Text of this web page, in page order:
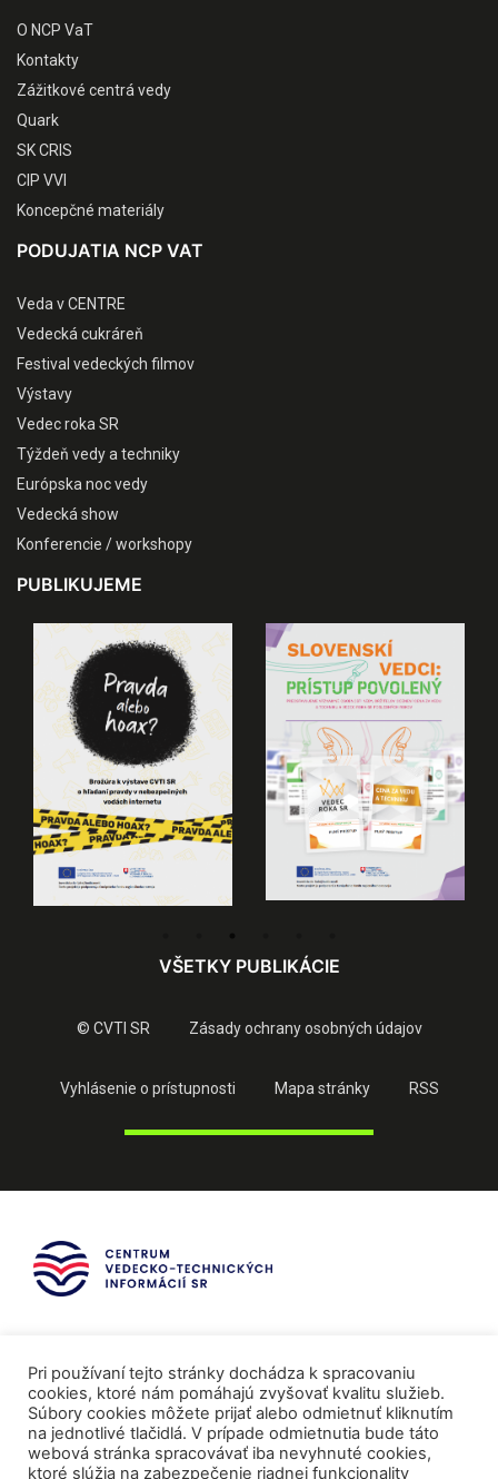
O NCP VaT
Kontakty
Zážitkové centrá vedy
Quark
SK CRIS
CIP VVI
Koncepčné materiály
PODUJATIA NCP VAT
Veda v CENTRE
Vedecká cukráreň
Festival vedeckých filmov
Výstavy
Vedec roka SR
Týždeň vedy a techniky
Európska noc vedy
Vedecká show
Konferencie / workshopy
PUBLIKUJEME
VŠETKY PUBLIKÁCIE
© CVTI SR Zásady ochrany osobných údajov
Vyhlásenie o prístupnosti Mapa stránky RSS
Pri používaní tejto stránky dochádza k spracovaniu
cookies, ktoré nám pomáhajú zvyšovať kvalitu služieb.
Súbory cookies môžete prijať alebo odmietnuť kliknutím
na jednotlivé tlačidlá. V prípade odmietnutia bude táto
webová stránka spracovávať iba nevyhnuté cookies,
ktoré slúžia na zabezpečenie riadnej funkcionality